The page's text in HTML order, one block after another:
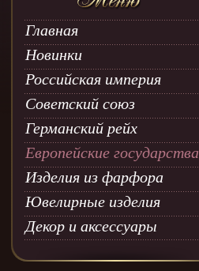
Главная
Новинки
Российская империя
Советский союз
Германский рейх
Европейские государства
Изделия из фарфора
Ювелирные изделия
Декор и аксессуары